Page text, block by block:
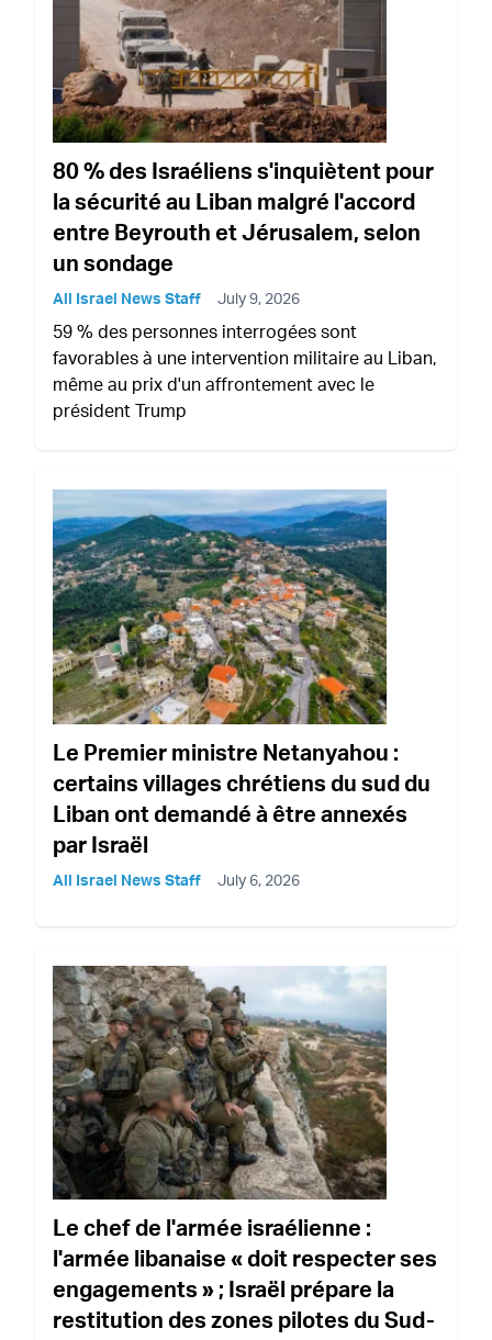
80 % des Israéliens s'inquiètent pour
la sécurité au Liban malgré l'accord
entre Beyrouth et Jérusalem, selon
un sondage
All Israel News Staff July 9, 2026
59 % des personnes interrogées sont
favorables à une intervention militaire au Liban,
même au prix d'un affrontement avec le
président Trump
Le Premier ministre Netanyahou :
certains villages chrétiens du sud du
Liban ont demandé à être annexés
par Israël
All Israel News Staff July 6, 2026
Le chef de l'armée israélienne :
l'armée libanaise « doit respecter ses
engagements » ; Israël prépare la
restitution des zones pilotes du Sud-